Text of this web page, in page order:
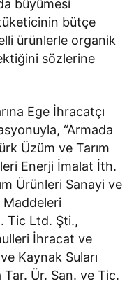
büyümesi
bütçe
ürünlerle organik
sözlerine
Ege İhracatçı
“Armada
Üzüm ve Tarım
Enerji İmalat İth.
Ürünleri Sanayi ve
Maddeleri
Tic Ltd. Şti.,
İhracat ve
Kaynak Suları
Tar. Ür. San. ve Tic.